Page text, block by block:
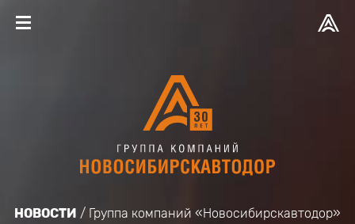
НОВОСТИ Группа компаний «Новосибирскавтодор»